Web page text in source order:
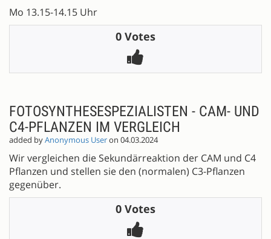
Mo 13.15-14.15 Uhr
0 Votes
FOTOSYNTHESESPEZIALISTEN - CAM- UND
C4-PFLANZEN IM VERGLEICH
added byAnonymous Useron 04.03.2024
Wir vergleichen die Sekundärreaktion der CAM und C4
Pflanzen und stellen sie den (normalen) C3-Pflanzen
gegenüber.
0 Votes